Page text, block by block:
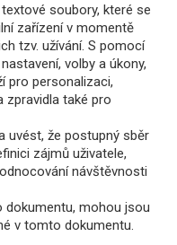
soubory, které se
zařízení v momentě
tzv. užívání. S pomocí
volby a úkony,
pro personalizaci,
zpravidla také pro
uvést, že postupný sběr
zájmů uživatele,
návštěvnosti
mohou jsou
v tomto dokumentu.